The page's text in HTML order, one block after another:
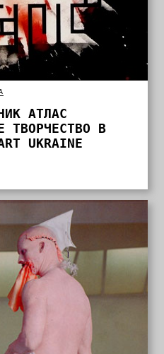
АТЛАС
ТВОРЧЕСТВО В
UKRAINE